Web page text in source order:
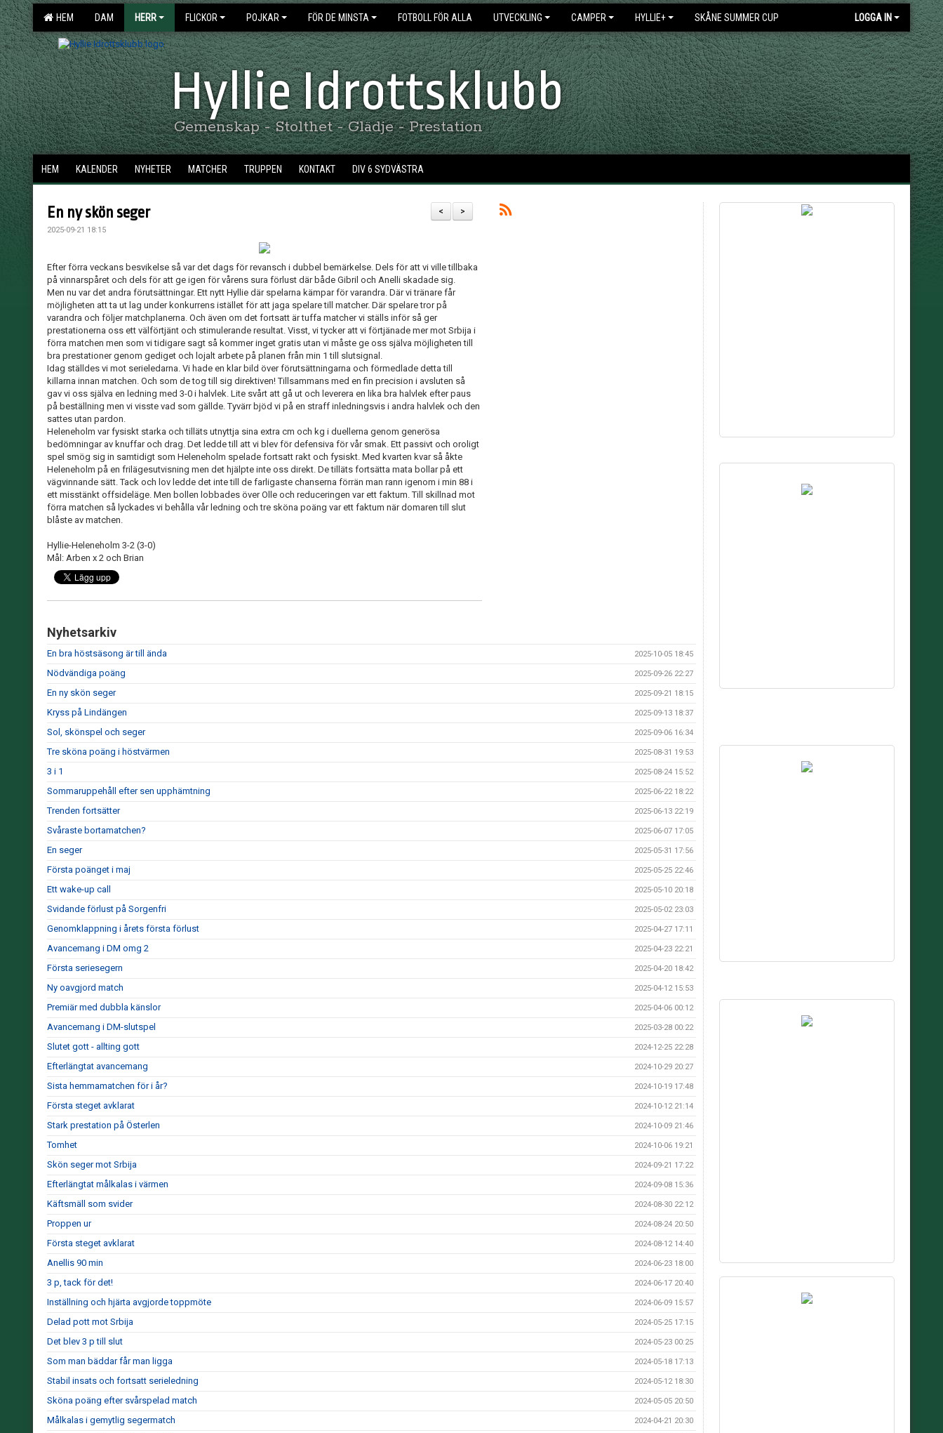
HEM DAM HERR FLICKOR POJKAR FÖR DE MINSTA FOTBOLL FÖR ALLA UTVECKLING CAMPER HYLLIE+ SKÅNE SUMMER CUP LOGGA IN
Hyllie Idrottsklubb
Gemenskap - Stolthet - Glädje - Prestation
HEM KALENDER NYHETER MATCHER TRUPPEN KONTAKT DIV 6 SYDVÄSTRA
>
<
En ny skön seger
2025-09-21 18:15
Efter förra veckans besvikelse så var det dags för revansch i dubbel bemärkelse. Dels för att vi ville tillbaka
på vinnarspåret och dels för att ge igen för vårens sura förlust där både Gibril och Anelli skadade sig.
Men nu var det andra förutsättningar. Ett nytt Hyllie där spelarna kämpar för varandra. Där vi tränare får
möjligheten att ta ut lag under konkurrens istället för att jaga spelare till matcher. Där spelare tror på
varandra och följer matchplanerna. Och även om det fortsatt är tuffa matcher vi ställs inför så ger
prestationerna oss ett välförtjänt och stimulerande resultat. Visst, vi tycker att vi förtjänade mer mot Srbija i
förra matchen men som vi tidigare sagt så kommer inget gratis utan vi måste ge oss själva möjligheten till
bra prestationer genom gediget och lojalt arbete på planen från min 1 till slutsignal.
Idag ställdes vi mot serieledarna. Vi hade en klar bild över förutsättningarna och förmedlade detta till
killarna innan matchen. Och som de tog till sig direktiven! Tillsammans med en fin precision i avsluten så
gav vi oss själva en ledning med 3-0 i halvlek. Lite svårt att gå ut och leverera en lika bra halvlek efter paus
på beställning men vi visste vad som gällde. Tyvärr bjöd vi på en straff inledningsvis i andra halvlek och den
sattes utan pardon.
Heleneholm var fysiskt starka och tilläts utnyttja sina extra cm och kg i duellerna genom generösa
bedömningar av knuffar och drag. Det ledde till att vi blev för defensiva för vår smak. Ett passivt och oroligt
spel smög sig in samtidigt som Heleneholm spelade fortsatt rakt och fysiskt. Med kvarten kvar så åkte
Heleneholm på en frilägesutvisning men det hjälpte inte oss direkt. De tilläts fortsätta mata bollar på ett
vägvinnande sätt. Tack och lov ledde det inte till de farligaste chanserna förrän man rann igenom i min 88 i
ett misstänkt offsideläge. Men bollen lobbades över Olle och reduceringen var ett faktum. Till skillnad mot
förra matchen så lyckades vi behålla vår ledning och tre sköna poäng var ett faktum när domaren till slut
blåste av matchen.
Hyllie-Heleneholm 3-2 (3-0)
Mål: Arben x 2 och Brian
Nyhetsarkiv
En bra höstsäsong är till ända 2025-10-05 18:45
Nödvändiga poäng 2025-09-26 22:27
En ny skön seger 2025-09-21 18:15
Kryss på Lindängen 2025-09-13 18:37
Sol, skönspel och seger 2025-09-06 16:34
Tre sköna poäng i höstvärmen 2025-08-31 19:53
3 i 1 2025-08-24 15:52
Sommaruppehåll efter sen upphämtning 2025-06-22 18:22
Trenden fortsätter 2025-06-13 22:19
Svåraste bortamatchen? 2025-06-07 17:05
En seger 2025-05-31 17:56
Första poänget i maj 2025-05-25 22:46
Ett wake-up call 2025-05-10 20:18
Svidande förlust på Sorgenfri 2025-05-02 23:03
Genomklappning i årets första förlust 2025-04-27 17:11
Avancemang i DM omg 2 2025-04-23 22:21
Första seriesegern 2025-04-20 18:42
Ny oavgjord match 2025-04-12 15:53
Premiär med dubbla känslor 2025-04-06 00:12
Avancemang i DM-slutspel 2025-03-28 00:22
Slutet gott - allting gott 2024-12-25 22:28
Efterlängtat avancemang 2024-10-29 20:27
Sista hemmamatchen för i år? 2024-10-19 17:48
Första steget avklarat 2024-10-12 21:14
Stark prestation på Österlen 2024-10-09 21:46
Tomhet 2024-10-06 19:21
Skön seger mot Srbija 2024-09-21 17:22
Efterlängtat målkalas i värmen 2024-09-08 15:36
Käftsmäll som svider 2024-08-30 22:12
Proppen ur 2024-08-24 20:50
Första steget avklarat 2024-08-12 14:40
Anellis 90 min 2024-06-23 18:00
3 p, tack för det! 2024-06-17 20:40
Inställning och hjärta avgjorde toppmöte 2024-06-09 15:57
Delad pott mot Srbija 2024-05-25 17:15
Det blev 3 p till slut 2024-05-23 00:25
Som man bäddar får man ligga 2024-05-18 17:13
Stabil insats och fortsatt serieledning 2024-05-12 18:30
Sköna poäng efter svårspelad match 2024-05-05 20:50
Målkalas i gemytlig segermatch 2024-04-21 20:30